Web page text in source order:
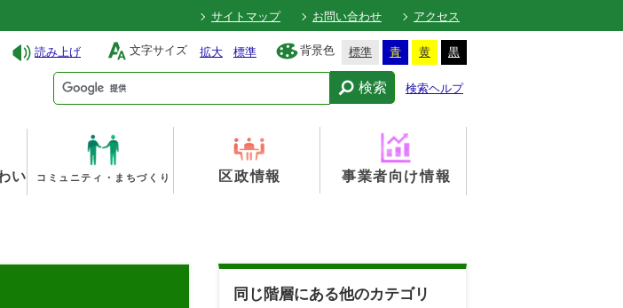
サイトマップ お問い合わせ アクセス
読み上げ 文字サイズ 拡大 標準 背景色 標準 青 黄 黒
検索 検索ヘルプ
い コミュニティ・まちづくり 区政情報 事業者向け情報
同じ階層にある他のカテゴリ